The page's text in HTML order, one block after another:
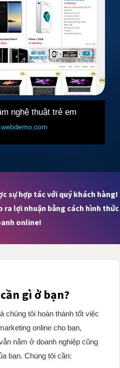
Website bán phụ tùng Ô-tô
http://salecar.webdemo.com
sự hợp tác với quý khách hàng!
ra lợi nhuận bằng cách hình thức
online!
gì ở bạn?
chúng tôi hoàn thành tốt việc
online cho bạn,
nằm ở doanh nghiệp cũng
bạn. Chúng tôi cần: